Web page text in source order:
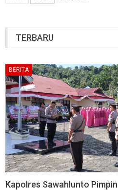
TERBARU
BERITA
Kapolres Sawahlunto